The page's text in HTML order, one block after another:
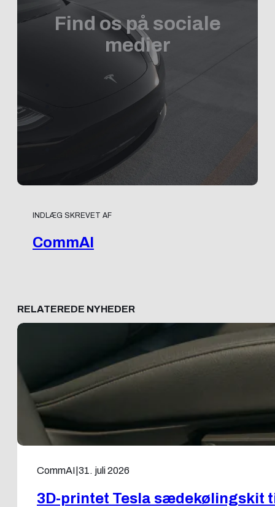
Find os på sociale
medier
INDLÆG SKREVET AF
CommAI
RELATEREDE NYHEDER
CommAI 31. juli 2026
3D-printet Tesla sædekølingskit